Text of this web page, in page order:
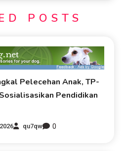
POSTS
Pelecehan Anak, TP-
Pendidikan
qu7qw 0